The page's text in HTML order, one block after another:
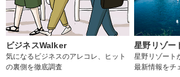
ビジネスWalker
気になるビジネスのアレコレ、ヒット
の裏側を徹底調査
星野リゾー
星野リゾート
最新情報をチ